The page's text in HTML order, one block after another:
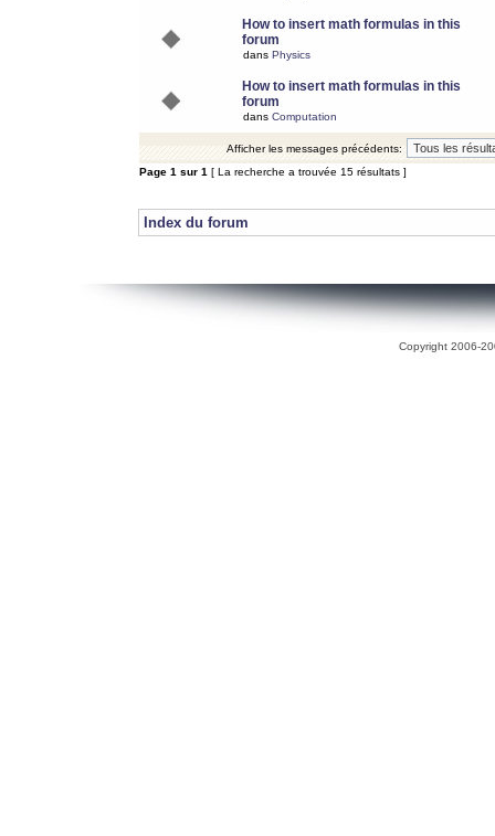
How to insert math formulas in this
forum
dans Physics
How to insert math formulas in this
forum
dans Computation
Afficher les messages précédents:
Page 1 sur 1 [ La recherche a trouvée 15 résultats ]
Index du forum
Copyright 2006-